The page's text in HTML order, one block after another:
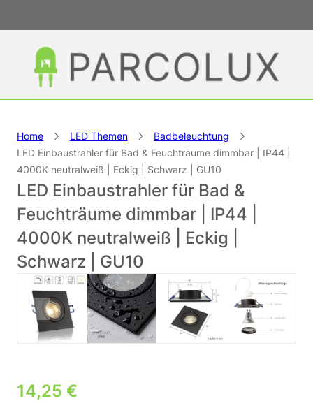
Home LED Themen
Badbeleuchtung
LED Einbaustrahler für Bad & Feuchträume dimmbar | IP44 |
4000K neutralweiß | Eckig | Schwarz | GU10
LED Einbaustrahler für Bad &
Feuchträume dimmbar | IP44 |
4000K neutralweiß | Eckig |
Schwarz | GU10
14,25 €